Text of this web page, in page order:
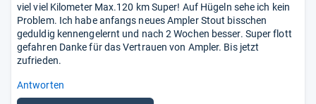
viel viel Kilometer Max.120 km Super! Auf Hügeln sehe ich kein
Problem. Ich habe anfangs neues Ampler Stout bisschen
geduldig kennengelernt und nach 2 Wochen besser. Super flott
gefahren Danke für das Vertrauen von Ampler. Bis jetzt
zufrieden.
Antworten